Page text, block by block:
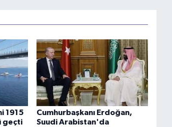
1915
geçti
Cumhurbaşkanı Erdoğan,
Suudi Arabistan'da